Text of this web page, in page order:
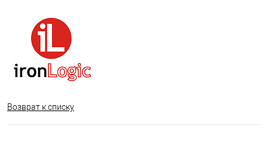
Возврат к списку